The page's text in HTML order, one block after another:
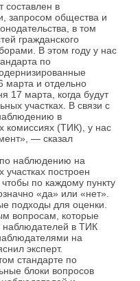
составлен в
запросом общества и
в том
гражданского
В этом году у нас
по
марта и отдельно
17 марта, когда будут
участках. В связи с
в
комиссиях (ТИК), у нас
— сказал
наблюдению на
построен
по каждому пункту
«да» или «нет».
подходы для оценки.
вопросам, которые
наблюдателей в ТИК
на
эксперт.
стандарте по
блоки вопросов